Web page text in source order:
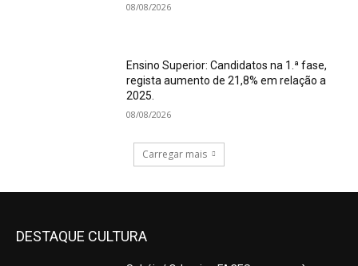
08/08/2026
Ensino Superior: Candidatos na 1.ª fase,
regista aumento de 21,8% em relação a
2025.
08/08/2026
Carregar mais
DESTAQUE CULTURA